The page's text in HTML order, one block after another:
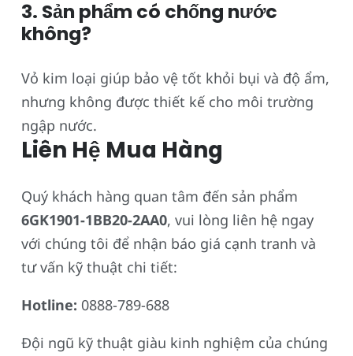
3. Sản phẩm có chống nước
không?
Vỏ kim loại giúp bảo vệ tốt khỏi bụi và độ ẩm,
nhưng không được thiết kế cho môi trường
ngập nước.
Liên Hệ Mua Hàng
Quý khách hàng quan tâm đến sản phẩm
6GK1901-1BB20-2AA0, vui lòng liên hệ ngay
với chúng tôi để nhận báo giá cạnh tranh và
tư vấn kỹ thuật chi tiết:
Hotline: 0888-789-688
Đội ngũ kỹ thuật giàu kinh nghiệm của chúng